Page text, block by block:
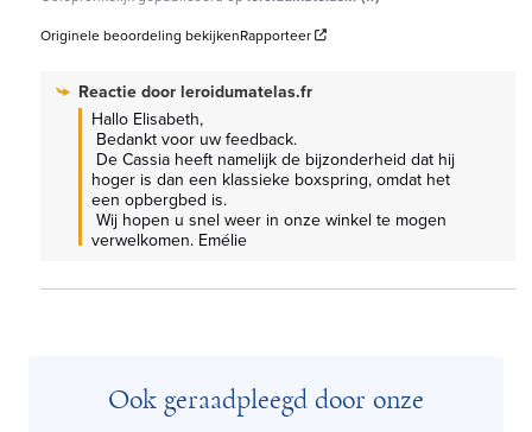
Originele beoordeling bekijkenRapporteer
Reactie door leroidumatelas.fr
Hallo Elisabeth,
hoger is dan een klassieke boxspring, omdat het
een opbergbed is.
verwelkomen. Emélie
Ook geraadpleegd door onze